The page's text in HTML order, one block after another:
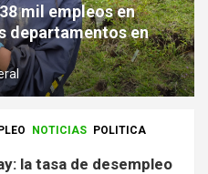
mil empleos en
departamentos en
NOTICIAS POLITICA
la tasa de desempleo